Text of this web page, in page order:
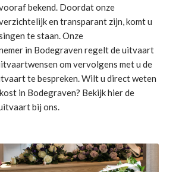
bekend. Doordat onze
en transparant zijn, komt u
te staan. Onze
in Bodegraven regelt de uitvaart
om vervolgens met u de
te bespreken. Wilt u direct weten
in Bodegraven? Bekijk hier de
bij ons.